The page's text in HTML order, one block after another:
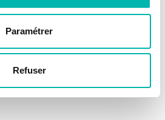
Paramétrer
Refuser